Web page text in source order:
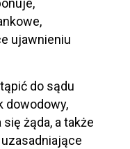
ujawnieniu
do sądu
dowodowy,
żąda, a także